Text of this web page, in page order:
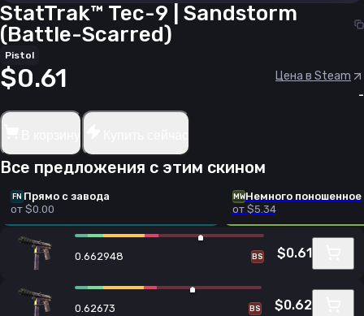
StatTrak™ Tec-9 | Sandstorm
(Battle-Scarred)
Pistol
$0.61
Цена в Steam
-
Все предложения с этим скином
FN Прямо с завода
от $0.00
MWНемного поношенное
от $5.34
0.662948 BS $0.61
0.62673 BS $0.62